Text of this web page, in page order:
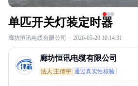
单匹开关灯装定时器
廊坊恒讯电缆有限公司 · 2026-05-20 10:14:31
廊坊恒讯电缆有限公司
法人:王倩宇 通过真实性核验